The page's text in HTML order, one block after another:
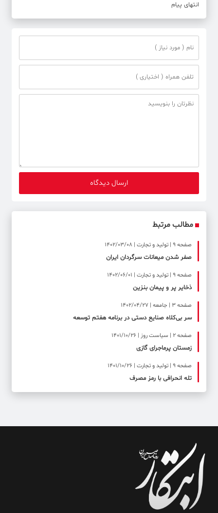
انتهای پیام
مطالب مرتبط
صفحه ۹ | تولید و تجارت | 1402/03/08
صفر شدن میعانات سرگردان ایران
صفحه ۹ | تولید و تجارت | 1402/06/01
ذخایر پر و پیمان بنزین
صفحه ۳ | جامعه | 1402/04/27
سر بی‌کلاه صنایع دستی در برنامه هفتم توسعه
صفحه ۲ | سیاست روز | 1401/10/26
زمستان پرماجرای گازی
صفحه ۹ | تولید و تجارت | 1401/10/26
تله انحرافی با رمز مصرف